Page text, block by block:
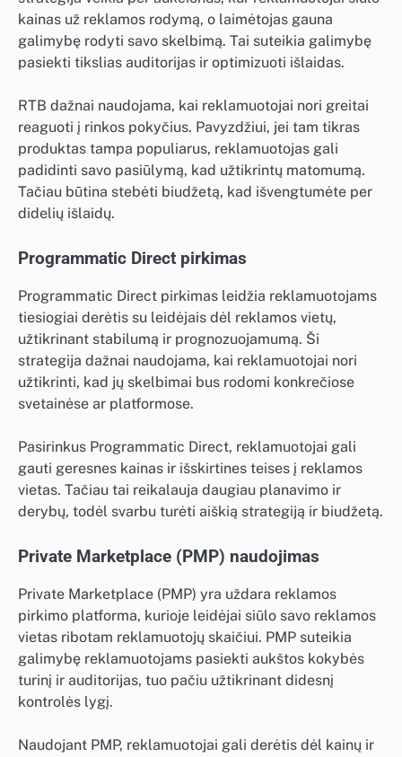
kainas už reklamos rodymą, o laimėtojas gauna
galimybę rodyti savo skelbimą. Tai suteikia galimybę
pasiekti tikslias auditorijas ir optimizuoti išlaidas.
RTB dažnai naudojama, kai reklamuotojai nori greitai
reaguoti į rinkos pokyčius. Pavyzdžiui, jei tam tikras
produktas tampa populiarus, reklamuotojas gali
padidinti savo pasiūlymą, kad užtikrintų matomumą.
Tačiau būtina stebėti biudžetą, kad išvengtumėte per
didelių išlaidų.
Programmatic Direct pirkimas
Programmatic Direct pirkimas leidžia reklamuotojams
tiesiogiai derėtis su leidėjais dėl reklamos vietų,
užtikrinant stabilumą ir prognozuojamumą. Ši
strategija dažnai naudojama, kai reklamuotojai nori
užtikrinti, kad jų skelbimai bus rodomi konkrečiose
svetainėse ar platformose.
Pasirinkus Programmatic Direct, reklamuotojai gali
gauti geresnes kainas ir išskirtines teises į reklamos
vietas. Tačiau tai reikalauja daugiau planavimo ir
derybų, todėl svarbu turėti aiškią strategiją ir biudžetą.
Private Marketplace (PMP) naudojimas
Private Marketplace (PMP) yra uždara reklamos
pirkimo platforma, kurioje leidėjai siūlo savo reklamos
vietas ribotam reklamuotojų skaičiui. PMP suteikia
galimybę reklamuotojams pasiekti aukštos kokybės
turinį ir auditorijas, tuo pačiu užtikrinant didesnį
kontrolės lygį.
Naudojant PMP, reklamuotojai gali derėtis dėl kainų ir